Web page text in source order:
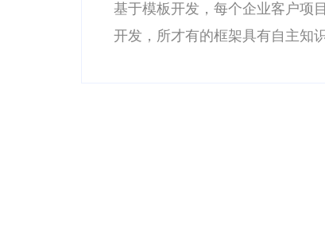
团队将为您快速交付你的管理软件